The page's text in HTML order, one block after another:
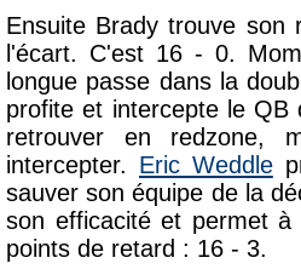
Ensuite Brady trouve son
l'écart. C'est 16 - 0.
longue passe dans la
profite et intercepte le
retrouver en
intercepter. Eric Weddle
sauver son équipe de la
son efficacité et permet
points de retard : 16 - 3.